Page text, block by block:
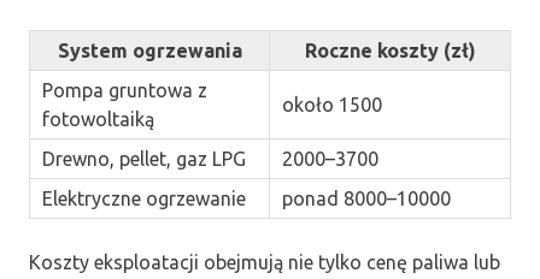
System ogrzewania
Roczne koszty (zł)
Pompa gruntowa z
fotowoltaiką
około 1500
Drewno, pellet, gaz LPG
2000–3700
Elektryczne ogrzewanie
ponad 8000–10000
Koszty eksploatacji obejmują nie tylko cenę paliwa lub